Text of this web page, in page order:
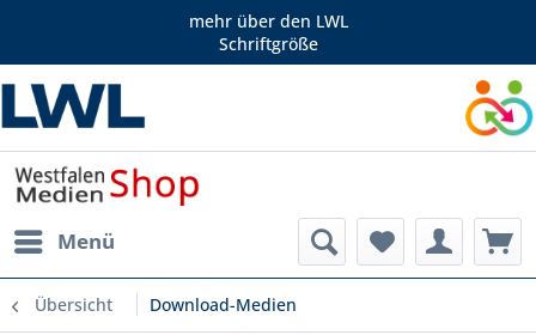
mehr über den LWL
Schriftgröße
Menü
Übersicht Download-Medien